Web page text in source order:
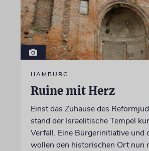
HAMBURG
Ruine mit Herz
Einst das Zuhause des
stand der Israelitische Tempel
Verfall. Eine Bürgerinitiative und
wollen den historischen Ort nun